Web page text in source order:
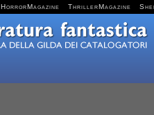
HorrorMagazine ThrillerMagazine